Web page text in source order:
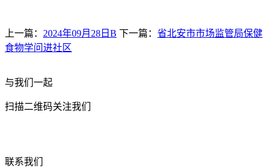
上一篇： 2024年09月28日B 下一篇： 省北安市市场监管局保健
食物学问进社区
与我们一起
扫描二维码关注我们
联系我们